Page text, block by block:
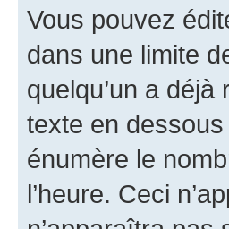
Vous pouvez
dans une limite
quelqu’un a
texte en
énumère le
l’heure. Ceci